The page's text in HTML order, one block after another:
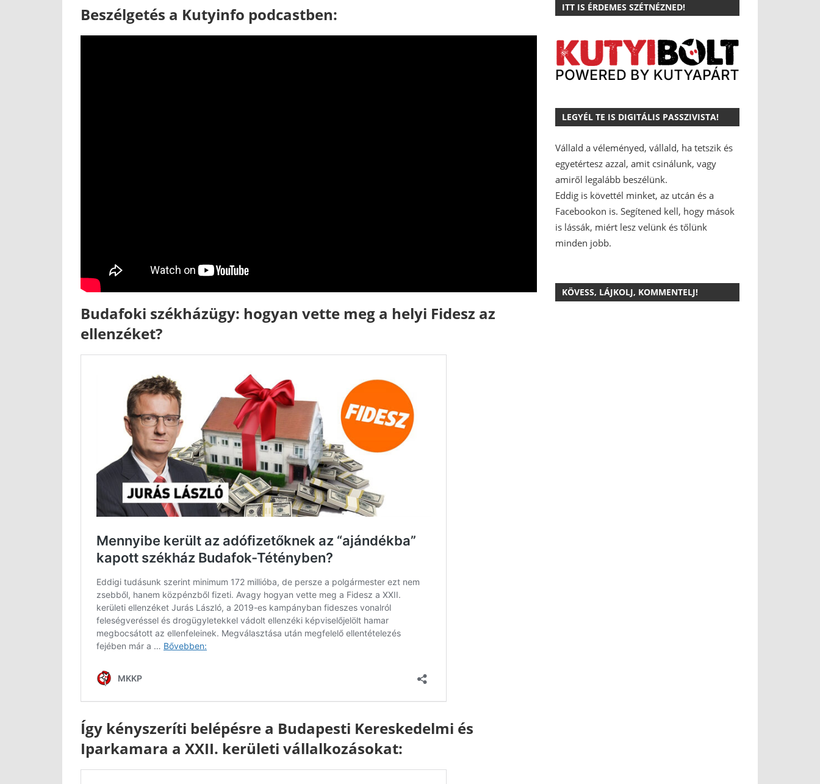
Beszélgetés a Kutyinfo podcastben:
Budafoki székházügy: hogyan vette meg a helyi Fidesz az
ellenzéket?
Így kényszeríti belépésre a Budapesti Kereskedelmi és
Iparkamara a XXII. kerületi vállalkozásokat:
ITT IS ÉRDEMES SZÉTNÉZNED!
LEGYÉL TE IS DIGITÁLIS PASSZIVISTA!
Vállald a véleményed, vállald, ha tetszik és
egyetértesz azzal, amit csinálunk, vagy
amiről legalább beszélünk.
Eddig is követtél minket, az utcán és a
Facebookon is. Segítened kell, hogy mások
is lássák, miért lesz velünk és tőlünk
minden jobb.
KÖVESS, LÁJKOLJ, KOMMENTELJ!